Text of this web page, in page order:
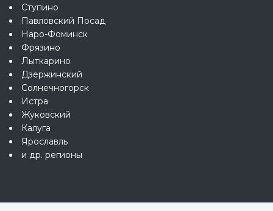
Ступино
Павловский Посад
Наро-Фоминск
Фрязино
Лыткарино
Дзержинский
Солнечногорск
Истра
Жуковский
Калуга
Ярославль
и др. регионы